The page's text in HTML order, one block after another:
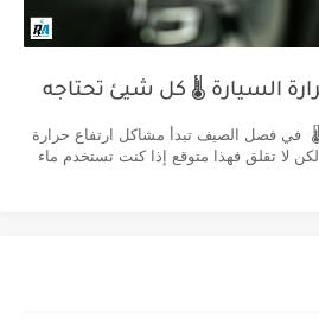
السيارة 🌡️ كل شيئ تحتاجه
🌡️ في فصل الصيف تبدأ مشاكل ارتفاع حرارة
لا تقلق فهذا متوقع إذا كنت تستخدم ماء